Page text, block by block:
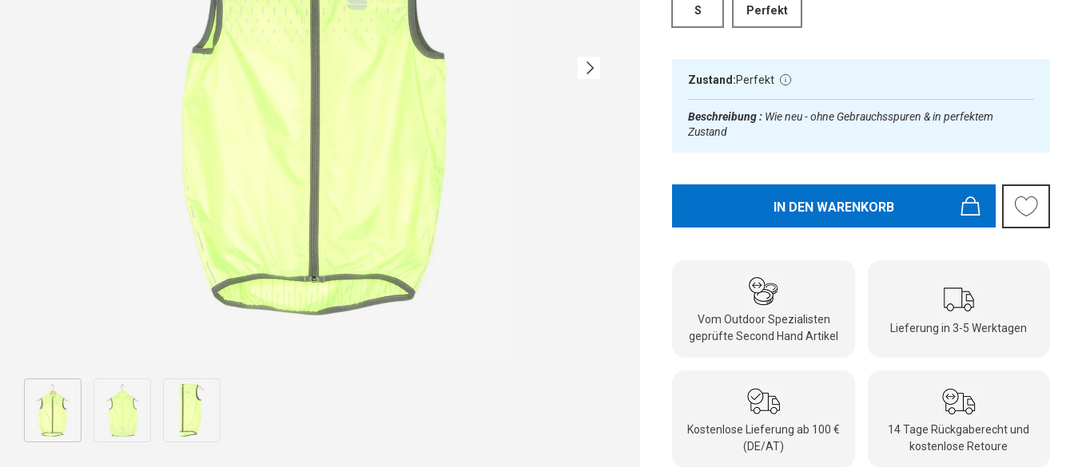
Nächste
Bild 1 in Galerieansicht laden
S Perfekt
Zustand:Perfekt
Beschreibung : Wie neu - ohne Gebrauchsspuren & in perfektem
Zustand
IN DEN WARENKORB
Vom Outdoor Spezialisten
geprüfte Second Hand Artikel
Lieferung in 3-5 Werktagen
Kostenlose Lieferung ab 100 €
(DE/AT)
14 Tage Rückgaberecht und
kostenlose Retoure